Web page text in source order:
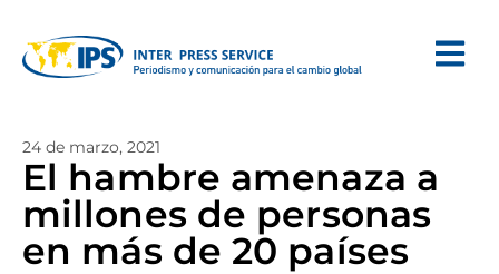
24 de marzo, 2021
El hambre amenaza a
millones de personas
en más de 20 países